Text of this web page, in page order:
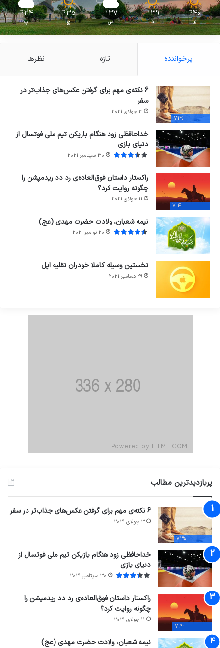
40
℃
ی
39
℃
د
37
℃
س
35
℃
چ
34
℃
پ
پرخواننده تازه نظرها
71%
6 نکته‌ی مهم برای گرفتن عکس‌های جذاب‌تر در
سفر
3 جولای 2021
خداحافظی زود هنگام بازیکن تیم ملی فوتسال از
دنیای بازی
30 سپتامبر 2021
7.4
راکستار داستان فوق‌العاده‌ی رد دد ریدمپشن را
چگونه روایت کرد؟
11 جولای 2021
نیمه شعبان، ولادت حضرت مهدی (عج)
20 نوامبر 2021
نخستین وسیله کاملا خودران نقلیه اپل
29 دسامبر 2021
پربازدیدترین مطالب
71%
6 نکته‌ی مهم برای گرفتن عکس‌های جذاب‌تر در سفر
3 جولای 2021
خداحافظی زود هنگام بازیکن تیم ملی فوتسال از
دنیای بازی
30 سپتامبر 2021
7.4
راکستار داستان فوق‌العاده‌ی رد دد ریدمپشن را
چگونه روایت کرد؟
11 جولای 2021
نیمه شعبان، ولادت حضرت مهدی (عج)